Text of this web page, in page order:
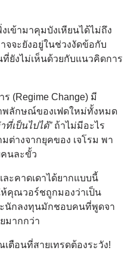
เข้ามาคุมบังเหียนได้ไม่ถึง
จจะยังอยู่ในช่วงงัดข้อกับ
ที่ยังไม่เห็นด้วยกับแนวคิดการ
(Regime Change) มี
พลักษณ์ของเฟดใหม่ทั้งหมด
ที่เป็นไปได้”ถ้าไม่มีอะไร
มต่างจากยุคของ เจโรม พา
คนละขั้ว
ละคาดเดาได้ยากแบบนี้
คุณวอร์ชถูกมองว่าเป็น
นักลงทุนมักชอบคนที่พูดจา
มากกว่า
ตือนที่สายเทรดต้องระวัง!